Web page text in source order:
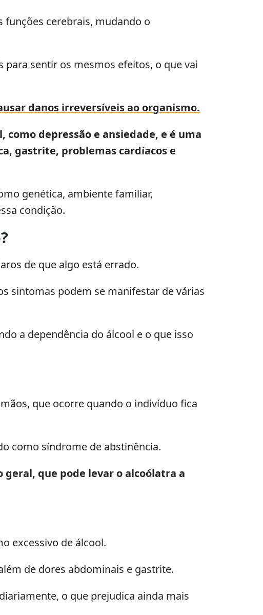
funções cerebrais, mudando o
sentir os mesmos efeitos, o que vai
danos irreversíveis ao organismo.
depressão e ansiedade, e é uma
gastrite, problemas cardíacos e
genética, ambiente familiar,
condição.
de que algo está errado.
sintomas podem se manifestar de várias
a dependência do álcool e o que isso
que ocorre quando o indivíduo fica
como síndrome de abstinência.
que pode levar o alcoólatra a
excessivo de álcool.
de dores abdominais e gastrite.
o que prejudica ainda mais